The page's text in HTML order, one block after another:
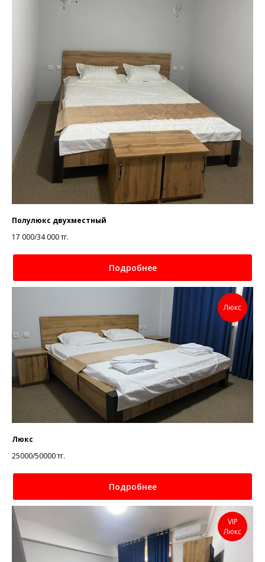
Полулюкс двухместный
17 000/34 000тг.
Подробнее
Люкс
Люкс
25000/50000тг.
Подробнее
VIP
Люкс